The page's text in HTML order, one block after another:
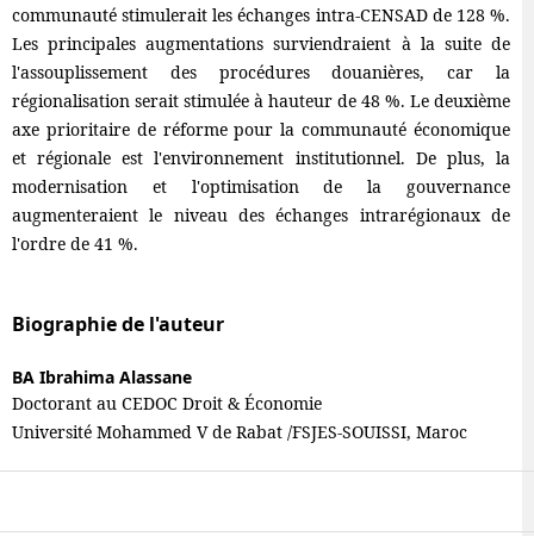
communauté stimulerait les échanges intra-CENSAD de 128 %.
Les principales augmentations surviendraient à la suite de
l'assouplissement des procédures douanières, car la
régionalisation serait stimulée à hauteur de 48 %. Le deuxième
axe prioritaire de réforme pour la communauté économique
et régionale est l'environnement institutionnel. De plus, la
modernisation et l'optimisation de la gouvernance
augmenteraient le niveau des échanges intrarégionaux de
l'ordre de 41 %.
Biographie de l'auteur
BA Ibrahima Alassane
Doctorant au CEDOC Droit & Économie
Université Mohammed V de Rabat /FSJES-SOUISSI, Maroc